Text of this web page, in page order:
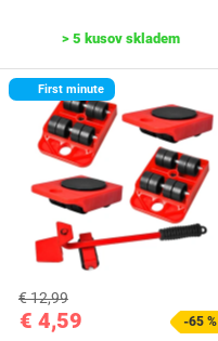
> 5 kusov skladem
First minute
€ 4,59
€ 12,99
-65 %